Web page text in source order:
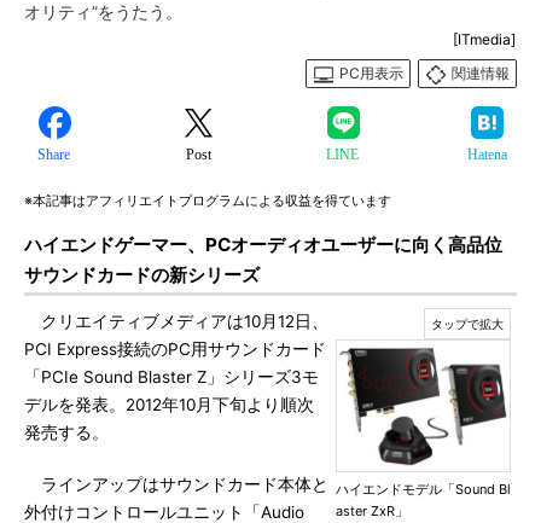
オリティ”をうたう。
[ITmedia]
PC用表示
関連情報
Share Post LINE Hatena
※本記事はアフィリエイトプログラムによる収益を得ています
ハイエンドゲーマー、PCオーディオユーザーに向く高品位
サウンドカードの新シリーズ
ハイエンドモデル「Sound Bl
aster ZxR」
クリエイティブメディアは10月12日、
PCI Express接続のPC用サウンドカード
「PCIe Sound Blaster Z」シリーズ3モ
デルを発表。2012年10月下旬より順次
発売する。
ラインアップはサウンドカード本体と
外付けコントロールユニット「Audio